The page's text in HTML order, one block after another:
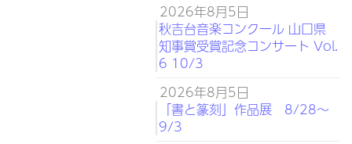
2026年8月5日
秋吉台音楽コンクール 山口県
知事賞受賞記念コンサート Vol.
6 10/3
2026年8月5日
「書と篆刻」作品展 8/28～
9/3